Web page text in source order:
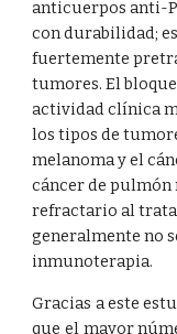
anticuerpos anti-
con durabilidad;
fuertemente
tumores. El
actividad clínica
los tipos de
melanoma y el
cáncer de
refractario al
generalmente no
inmunoterapia.
Gracias a este
que el mayor